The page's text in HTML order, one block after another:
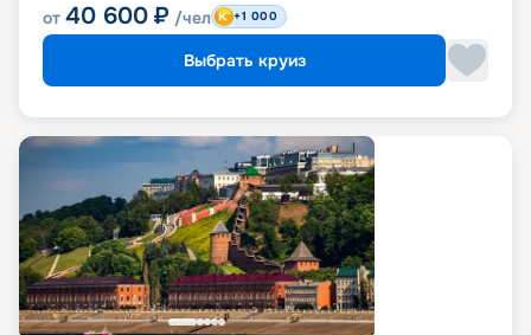
от 40 600 ₽ /чел +1 000
Выбрать круиз